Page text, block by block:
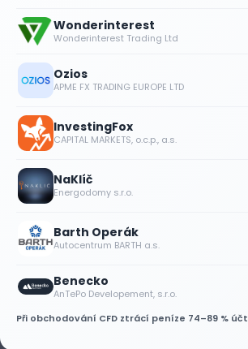
Wonderinterest
Wonderinterest Trading Ltd
Ozios
APME FX TRADING EUROPE LTD
InvestingFox
CAPITAL MARKETS, o.c.p., a.s.
NaKlíč
Energodomy s.r.o.
Barth Operák
Autocentrum BARTH a.s.
Benecko
AnTePo Developement, s.r.o.
Při obchodování CFD ztrácí peníze 74–89 %
Anglická aukce
Anuita
Arbitráž
Asijská opce
At best order; at
market order
Auditorská společnost
Aukce
Aukce na BCPP
AUV
Balancovaný fond
Bankovní záruka
Báze